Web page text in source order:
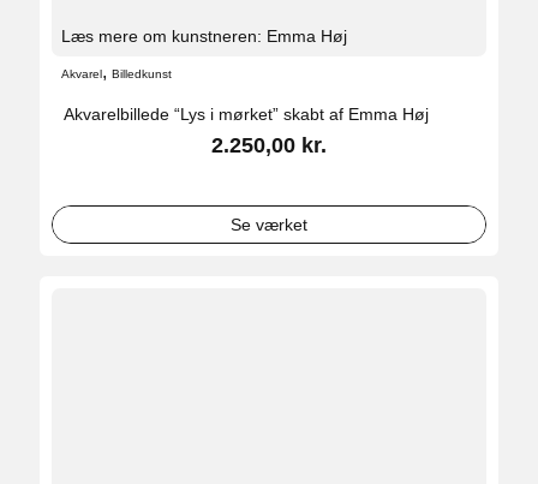
Læs mere om kunstneren: Emma Høj
Akvarel,Billedkunst
Akvarelbillede “Lys i mørket” skabt af Emma Høj
2.250,00 kr.
Se værket